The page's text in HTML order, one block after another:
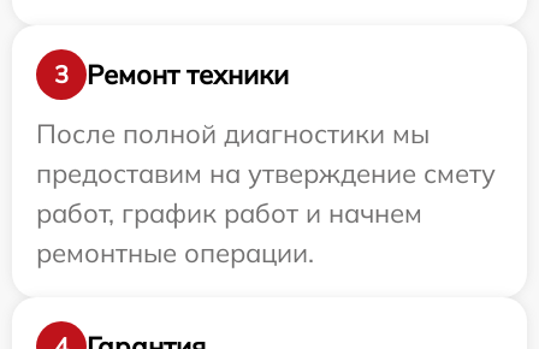
3
Ремонт техники
После полной диагностики мы
предоставим на утверждение смету
работ, график работ и начнем
ремонтные операции.